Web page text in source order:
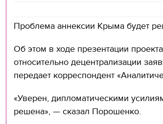
Проблема аннексии Крыма будет
Об этом в ходе презентации
относительно децентрализации
передает корреспондент
«Уверен, дипломатическими
решена», — сказал Порошенко.